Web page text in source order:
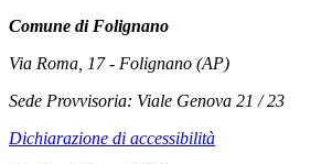
Comune di Folignano
Via Roma, 17 - Folignano (AP)
Sede Provvisoria: Viale Genova 21 / 23
Dichiarazione di accessibilità